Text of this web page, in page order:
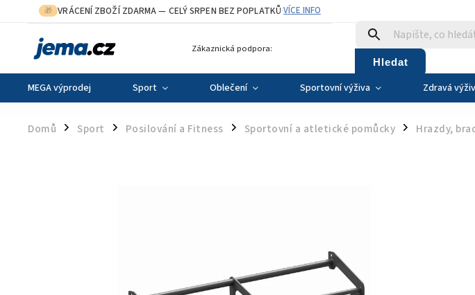
🎁 VRÁCENÍ ZBOŽÍ ZDARMA— CELÝ SRPEN BEZ POPLATKŮ·VÍCE INFO
Zákaznická podpora:
Hledat
MEGA výprodej Sport Oblečení Sportovní výživa Zdravá
Domů / Sport / Posilování a Fitness / Sportovní a atletické pomůcky / Hrazdy,